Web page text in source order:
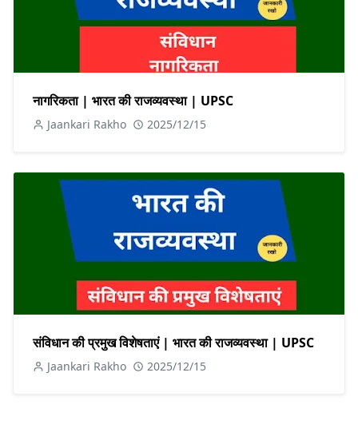
नागरिकता | भारत की राजव्यवस्था | UPSC
Jaankari Rakho 2025/12/15
संविधान की प्रमुख विशेषताएं | भारत की राजव्यवस्था | UPSC
Jaankari Rakho 2025/12/15